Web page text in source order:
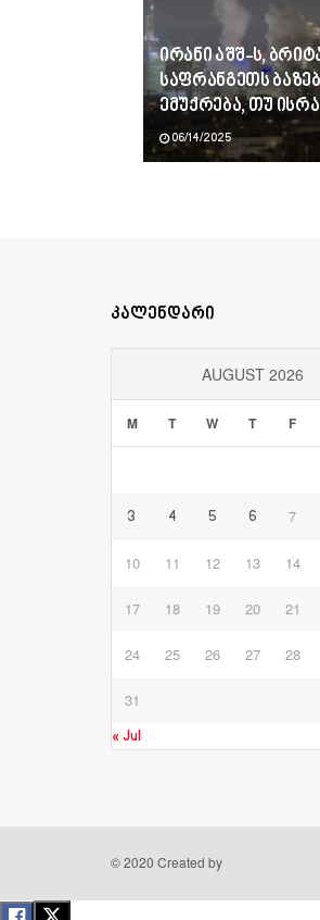
ირანი აშშ-ს,
საფრანგეთს
ემუქრება, თუ
06/14/2025
კალენდარი
AUGUST 2026
M T W T F
3 4 5 6 7
10 11 12 13 14
17 18 19 20 21
24 25 26 27 28
31
« Jul
© 2020 Created by